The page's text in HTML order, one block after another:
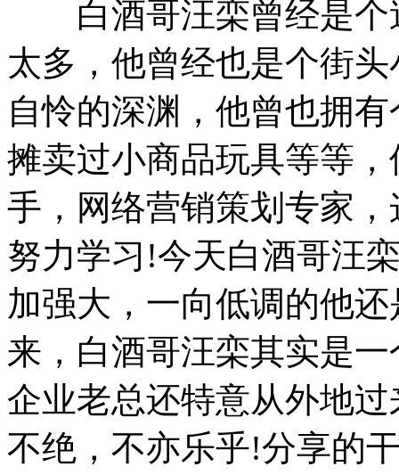
白酒哥汪栾曾经是个
太多，他曾经也是个街
自怜的深渊，他曾也拥
摊卖过小商品玩具等等
手，网络营销策划专家
努力学习!今天白酒哥汪
加强大，一向低调的他
来，白酒哥汪栾其实是
企业老总还特意从外地
不绝，不亦乐乎!分享的